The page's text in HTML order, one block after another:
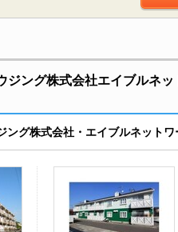
ジング株式会社エイブルネ
ング株式会社・エイブルネット